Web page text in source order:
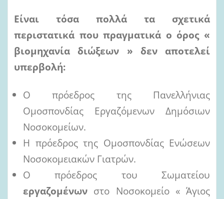
Είναι τόσα πολλά τα σχετικά
περιστατικά που πραγματικά ο όρος «
βιομηχανία διώξεων » δεν αποτελεί
υπερβολή:
Ο πρόεδρος της Πανελλήνιας
Ομοσπονδίας Εργαζόμενων Δημόσιων
Νοσοκομείων.
Η πρόεδρος της Ομοσπονδίας Ενώσεων
Νοσοκομειακών Γιατρών.
Ο πρόεδρος του Σωματείου
εργαζομένων στο Νοσοκομείο « Άγιος